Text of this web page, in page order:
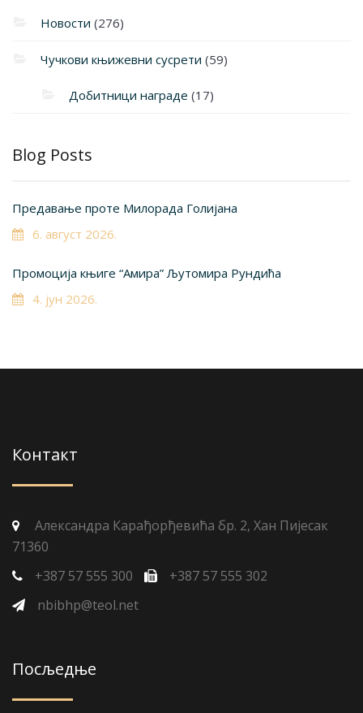
Новости (276)
Чучкови књижевни сусрети (59)
Добитници награде (17)
Blog Posts
Предавање проте Милорада Голијана
6. август 2026.
Промоција књиге “Амира” Љутомира Рундића
4. јун 2026.
Контакт
Александра Карађорђевића бр. 2, Хан Пијесак
71360
+387 57 555 300
+387 57 555 302
nbibhp@teol.net
Посљедње